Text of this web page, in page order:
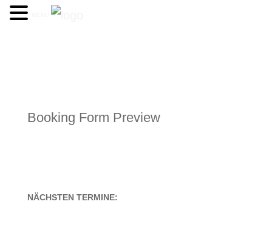
Booking Form Preview
NÄCHSTEN TERMINE: